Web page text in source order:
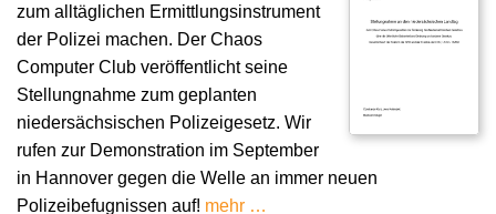
zum alltäglichen Ermittlungsinstrument
der Polizei machen. Der Chaos
Computer Club veröffentlicht seine
Stellungnahme zum geplanten
niedersächsischen Polizeigesetz. Wir
rufen zur Demonstration im September
in Hannover gegen die Welle an immer neuen
Polizeibefugnissen auf! mehr …